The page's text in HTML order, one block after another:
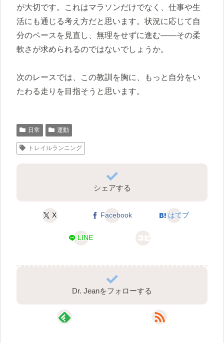
が大切です。これはマラソンだけでなく、仕事や生
活にも通じる考え方だと思います。状況に応じて自
分のペースを見直し、無理をせずに進む――その柔
軟さが求められるのではないでしょうか。
次のレースでは、この教訓を胸に、もっと自分をい
たわる走りを目指そうと思います。
日常 運動
トレイルランニング
シェアする
X Facebook はてブ
LINE
Dr. Jeanをフォローする